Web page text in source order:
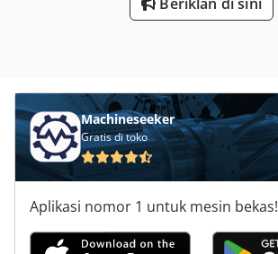
Machineseeker
Gratis di toko
Aplikasi nomor 1 untuk mesin bekas!